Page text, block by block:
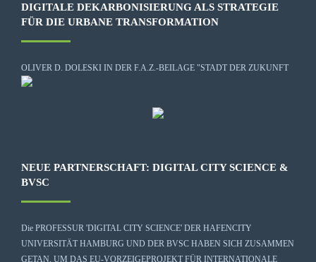
DIGITALE DEKARBONISIERUNG ALS STRATEGIE
FÜR DIE URBANE TRANSFORMATION
OLIVER D. DOLESKI IN DER F.A.Z.-BEILAGE "STADT DER ZUKUNFT
NEUE PARTNERSCHAFT: DIGITAL CITY SCIENCE &
BVSC
Die PROFESSUR 'DIGITAL CITY SCIENCE' DER HAFENCITY
UNIVERSITÄT HAMBURG UND DER BVSC HABEN SICH ZUSAMMEN
GETAN, UM DAS EU-VORZEIGEPROJEKT FÜR INTERNATIONALE